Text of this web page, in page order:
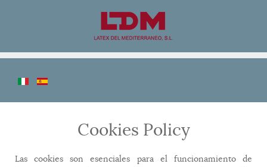
Cookies Policy
Las cookies son esenciales para el funcionamiento de